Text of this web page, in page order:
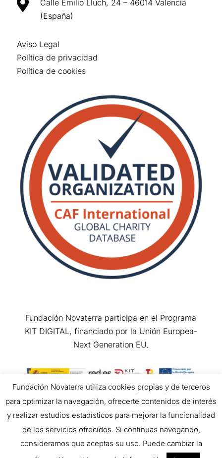

Calle Emilio Lluch, 24 – 46014 Valencia
(España)
Aviso Legal
Política de privacidad
Política de cookies
Fundación Novaterra participa en el Programa
KIT DIGITAL, financiado por la Unión Europea-
Next Generation EU.
Copyright © 2026 All Rights Reserved.
Fundación Novaterra utiliza cookies propias y de terceros
para optimizar la navegación, ofrecerte contenidos de interés
y realizar estudios estadísticos para mejorar la funcionalidad
de los servicios ofrecidos. Si continuas navegando,
consideramos que aceptas su uso. Puede cambiar la